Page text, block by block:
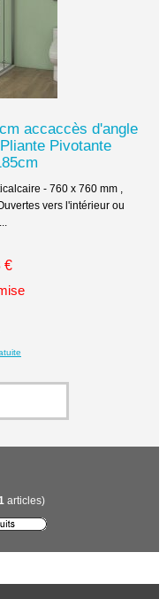
accaccès d'angle
Pivotante
vers l'intérieur ou
€
articles)